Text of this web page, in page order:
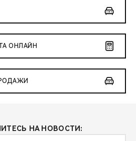
ОНЛАЙН
НА НОВОСТИ: